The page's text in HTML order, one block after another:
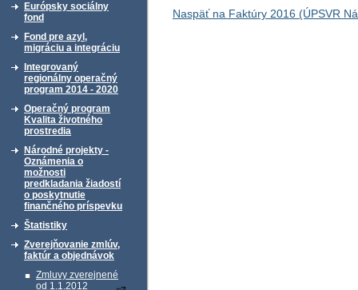
Európsky sociálny
fond
Fond pre azyl,
migráciu a integráciu
Integrovaný
regionálny operačný
program 2014 - 2020
Operačný program
Kvalita životného
prostredia
Národné projekty -
Oznámenia o
možnosti
predkladania žiadostí
o poskytnutie
finančného príspevku
Štatistiky
Zverejňovanie zmlúv,
faktúr a objednávok
Zmluvy zverejnené
od 1.1.2012
Naspäť na Faktúry 2016 (ÚPSVR